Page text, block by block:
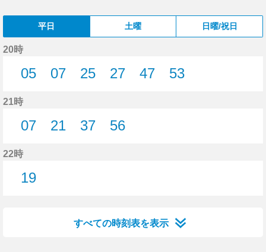
平日 土曜 日曜/祝日
20時
05
07
25
27
47
53
21時
07
21
37
56
22時
19
すべての時刻表を表示